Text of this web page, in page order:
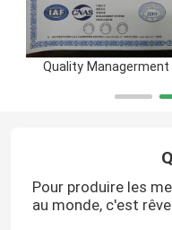
Quality Managerment
Pour produire les
au monde, c'est rêve